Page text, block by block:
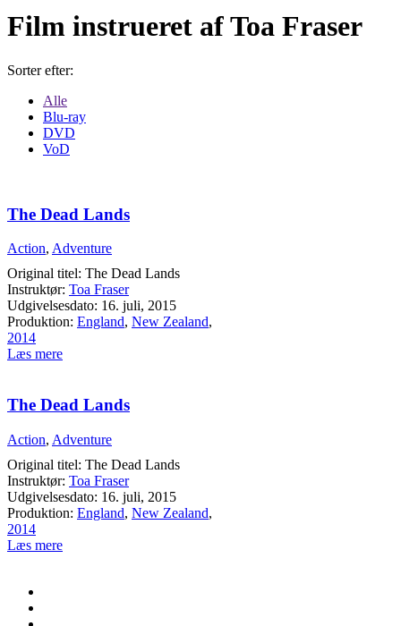
Film instrueret af Toa Fraser
Sorter efter:
Alle
Blu-ray
DVD
VoD
The Dead Lands
Action, Adventure
Original titel: The Dead Lands
Instruktør: Toa Fraser
Udgivelsesdato: 16. juli, 2015
Produktion: England, New Zealand,
2014
Læs mere
The Dead Lands
Action, Adventure
Original titel: The Dead Lands
Instruktør: Toa Fraser
Udgivelsesdato: 16. juli, 2015
Produktion: England, New Zealand,
2014
Læs mere